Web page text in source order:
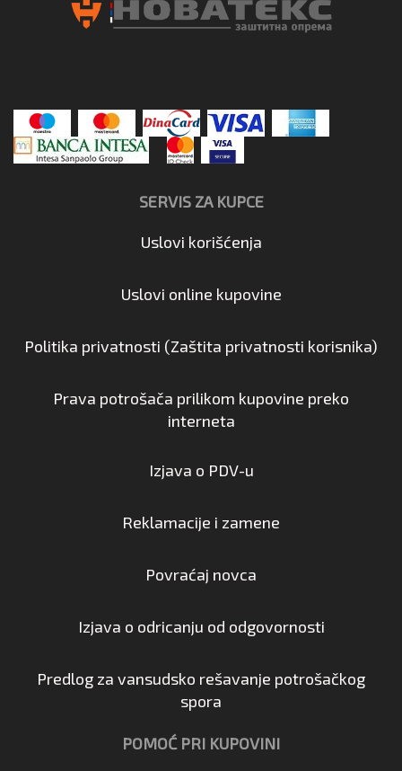
SERVIS ZA KUPCE
Uslovi korišćenja
Uslovi online kupovine
Politika privatnosti (Zaštita privatnosti korisnika)
Prava potrošača prilikom kupovine preko
interneta
Izjava o PDV-u
Reklamacije i zamene
Povraćaj novca
Izjava o odricanju od odgovornosti
Predlog za vansudsko rešavanje potrošačkog
spora
POMOĆ PRI KUPOVINI